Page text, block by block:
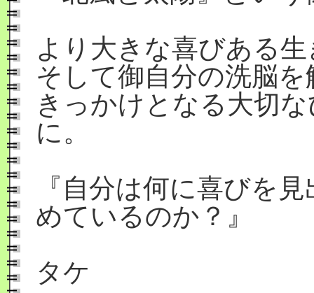
より大きな喜びある
そして御自分の洗脳
きっかけとなる大切
に。
『自分は何に喜びを
めているのか？』
タケ